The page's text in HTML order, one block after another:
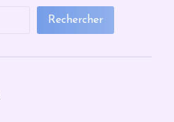
Rechercher